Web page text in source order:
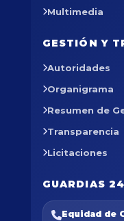
Multimedia
GESTIÓN Y
Autoridades
Organigrama
Resumen de
Transparencia
Licitaciones
GUARDIAS
Equidad de